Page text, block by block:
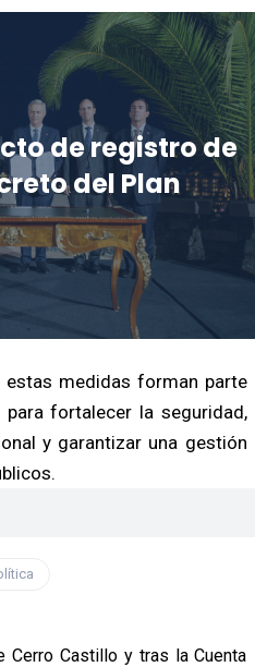
de registro de
del Plan
estas medidas forman parte
fortalecer la seguridad,
y garantizar una gestión
Cerro Castillo y tras la Cuenta